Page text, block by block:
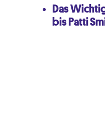
Das
bis Patti